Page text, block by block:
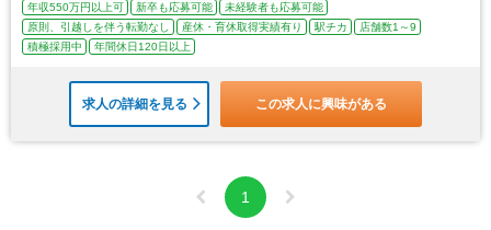
年収550万円以上可 新卒も応募可能
未経験者も応募可能
原則、引越しを伴う転勤なし
産休・育休取得実績有り 駅チカ
店舗数1～9
積極採用中
年間休日120日以上
求人の詳細を見る この求人に興味がある
1